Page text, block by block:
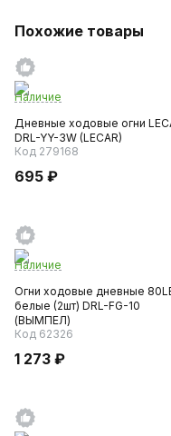
Похожие товары
Наличие
Дневные ходовые огни
DRL-YY-3W (LECAR)
Код 279168
695 ₽
Наличие
Огни ходовые дневные
белые (2шт) DRL-FG-10
(ВЫМПЕЛ)
Код 62326
1 273 ₽